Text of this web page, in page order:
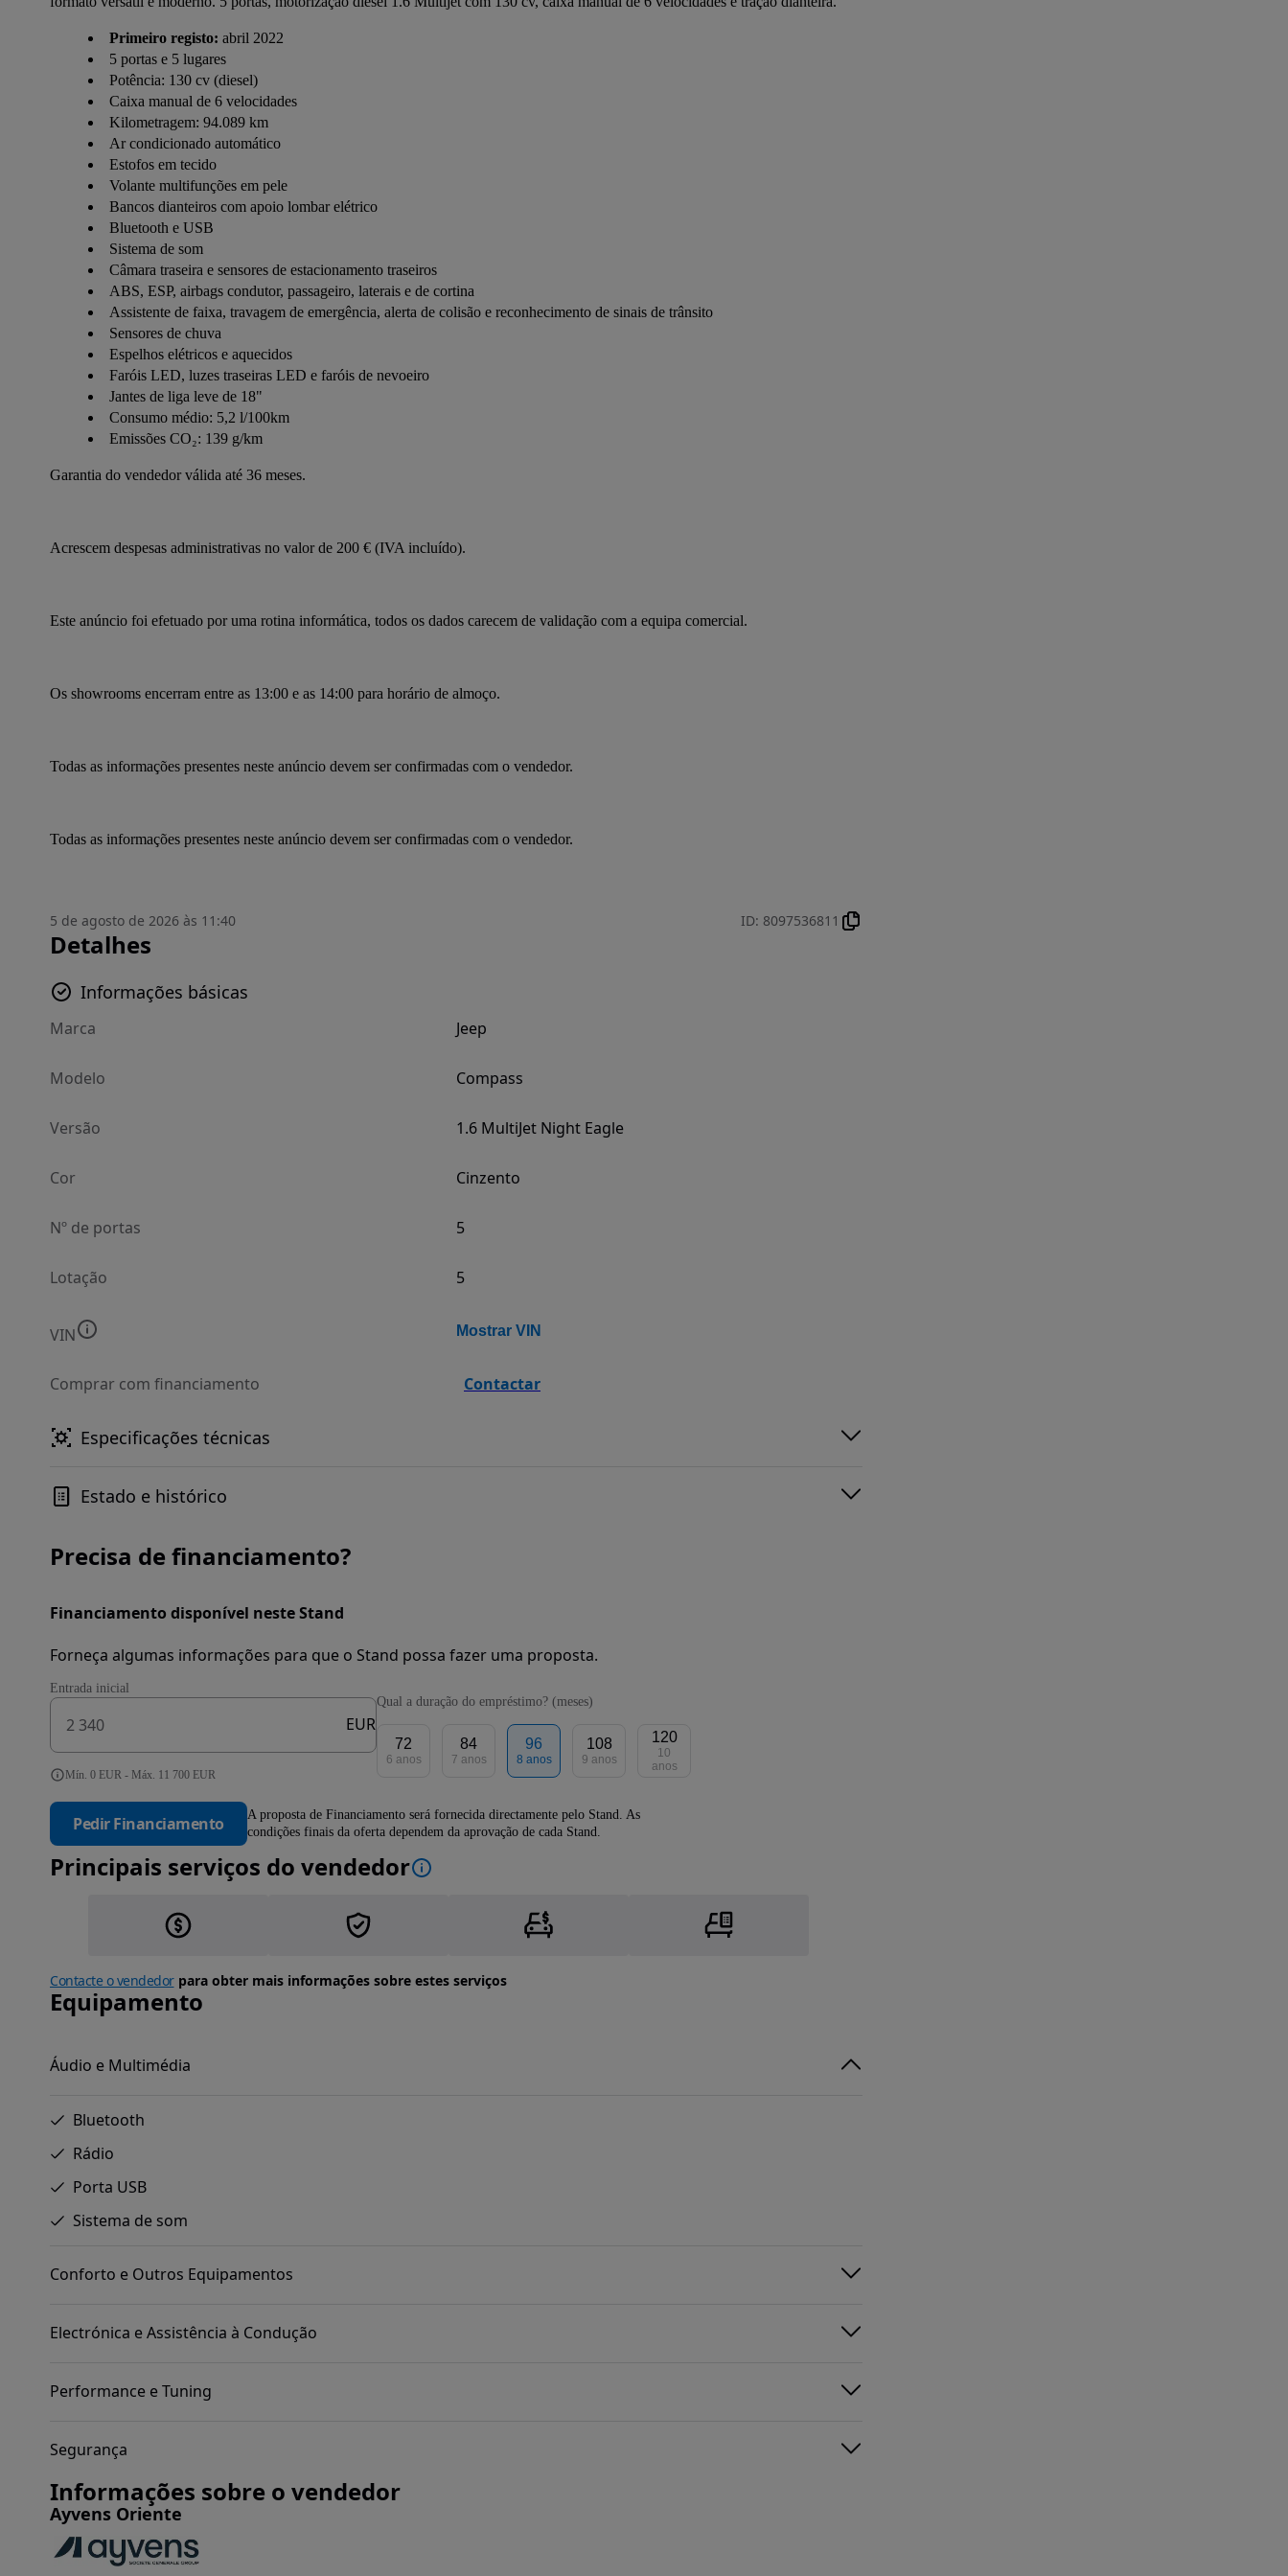
Primeiro registo: abril 2022
5 portas e 5 lugares
Potência: 130 cv (diesel)
Caixa manual de 6 velocidades
Kilometragem: 94.089 km
Ar condicionado automático
Estofos em tecido
Volante multifunções em pele
Bancos dianteiros com apoio lombar elétrico
Bluetooth e USB
Sistema de som
Câmara traseira e sensores de estacionamento traseiros
ABS, ESP, airbags condutor, passageiro, laterais e de cortina
Assistente de faixa, travagem de emergência, alerta de colisão e reconhecimento de sinais de trânsito
Sensores de chuva
Espelhos elétricos e aquecidos
Faróis LED, luzes traseiras LED e faróis de nevoeiro
Jantes de liga leve de 18"
Consumo médio: 5,2 l/100km
Emissões CO₂: 139 g/km
Garantia do vendedor válida até 36 meses.
Acrescem despesas administrativas no valor de 200 € (IVA incluído).
Este anúncio foi efetuado por uma rotina informática, todos os dados carecem de validação com a equipa comercial.
Os showrooms encerram entre as 13:00 e as 14:00 para horário de almoço.
Todas as informações presentes neste anúncio devem ser confirmadas com o vendedor.
Todas as informações presentes neste anúncio devem ser confirmadas com o vendedor.
5 de agosto de 2026 às 11:40 ID: 8097536811
Detalhes
Informações básicas
Marca Jeep
Modelo Compass
Versão 1.6 MultiJet Night Eagle
Cor Cinzento
Nº de portas 5
Lotação 5
VIN Mostrar VIN
Comprar com financiamento Contactar
Especificações técnicas
Estado e histórico
Precisa de financiamento?
Financiamento disponível neste Stand
Forneça algumas informações para que o Stand possa fazer uma proposta.
Entrada inicial
EUR
Mín. 0 EUR - Máx. 11 700 EUR
Qual a duração do empréstimo? (meses)
72
6 anos
84
7 anos
96
8 anos
108
9 anos
120
10
anos
Pedir Financiamento
A proposta de Financiamento será fornecida directamente pelo Stand. As
condições finais da oferta dependem da aprovação de cada Stand.
Principais serviços do vendedor
Contacte o vendedorpara obter mais informações sobre estes serviços
Equipamento
Áudio e Multimédia
Bluetooth
Rádio
Porta USB
Sistema de som
Conforto e Outros Equipamentos
Electrónica e Assistência à Condução
Performance e Tuning
Segurança
Informações sobre o vendedor
Ayvens Oriente